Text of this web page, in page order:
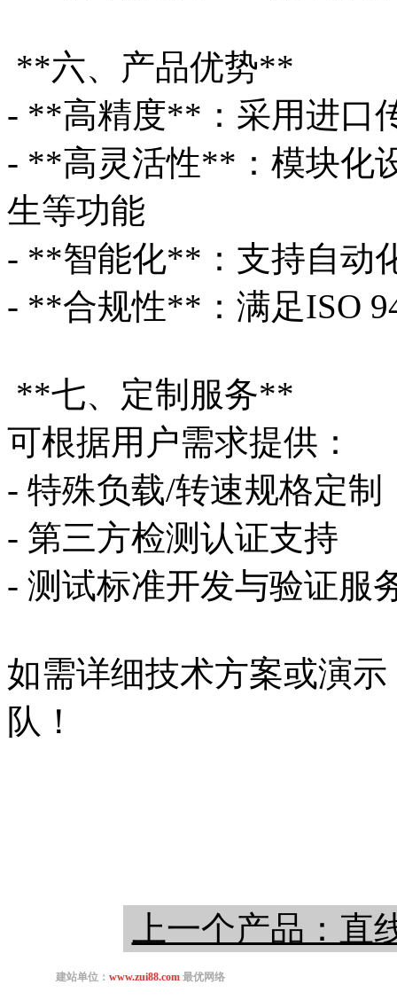
**六、产品优势**
- **高精度**：采用进口
- **高灵活性**：模块化
生等功能
- **智能化**：支持自动
- **合规性**：满足ISO
**七、定制服务**
可根据用户需求提供：
- 特殊负载/转速规格定
- 第三方检测认证支持
- 测试标准开发与验证
如需详细技术方案或演
队！
上一个产品：直